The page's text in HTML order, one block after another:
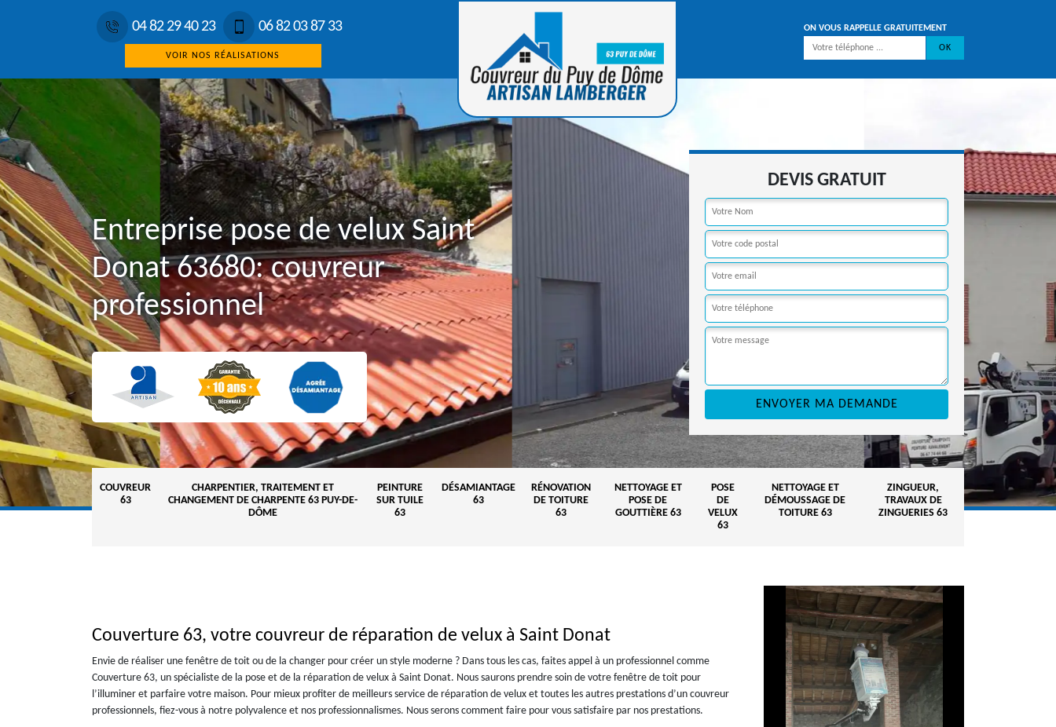
04 82 29 40 23 06 82 03 87 33
VOIR NOS RÉALISATIONS
ON VOUS RAPPELLE GRATUITEMENT
Entreprise pose de velux Saint
Donat 63680: couvreur
professionnel
DEVIS GRATUIT
COUVREUR
63
CHARPENTIER, TRAITEMENT ET
CHANGEMENT DE CHARPENTE 63 PUY-DE-
DÔME
PEINTURE
SUR TUILE
63
DÉSAMIANTAGE
63
RÉNOVATION
DE TOITURE
63
NETTOYAGE ET
POSE DE
GOUTTIÈRE 63
POSE
DE
VELUX
63
NETTOYAGE ET
DÉMOUSSAGE DE
TOITURE 63
ZINGUEUR,
TRAVAUX DE
ZINGUERIES 63
Couverture 63, votre couvreur de réparation de velux à Saint Donat
Envie de réaliser une fenêtre de toit ou de la changer pour créer un style moderne ? Dans tous les cas, faites appel à un professionnel comme
Couverture 63, un spécialiste de la pose et de la réparation de velux à Saint Donat. Nous saurons prendre soin de votre fenêtre de toit pour
l’illuminer et parfaire votre maison. Pour mieux profiter de meilleurs service de réparation de velux et toutes les autres prestations d’un couvreur
professionnels, fiez-vous à notre polyvalence et nos professionnalismes. Nous serons comment faire pour vous satisfaire par nos prestations.